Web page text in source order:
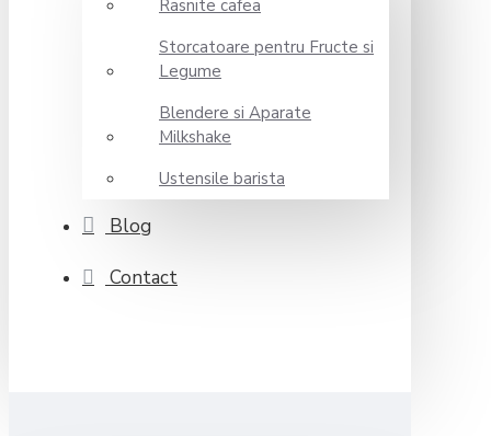
Rasnite cafea
Storcatoare pentru Fructe si
Legume
Blendere si Aparate
Milkshake
Ustensile barista
Blog
Contact